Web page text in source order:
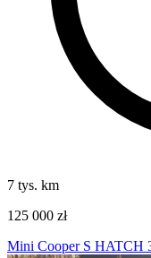
7 tys. km
125 000 zł
Mini Cooper S HATCH